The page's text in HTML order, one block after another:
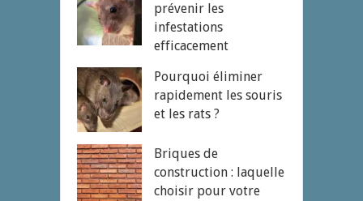
prévenir les
infestations
efficacement
Pourquoi éliminer
rapidement les souris
et les rats ?
Briques de
construction : laquelle
choisir pour votre